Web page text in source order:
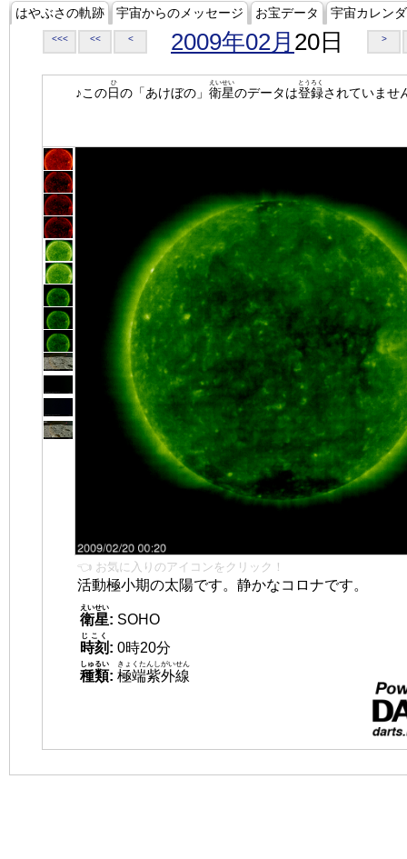
はやぶさの軌跡 宇宙からのメッセージ お宝データ 宇宙カレン
<<< << < 2009年02月 20日 >
♪この日
ひ
の「あけぼの」 衛星
えいせい
のデータは登録
とうろく
されていませ
👈 お気に入りのアイコンをクリック！
活動極小期の太陽です。静かなコロナです。
衛星
えいせい
: SOHO
時刻
じこく
: 0時20分
種類
しゅるい
: 極端紫外線
きょくたんしがいせん